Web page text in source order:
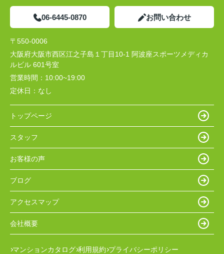
06-6445-0870 お問い合わせ
〒550-0006
大阪府大阪市西区江之子島１丁目10-1 阿波座スポーツメディカ
ルビル 601号室
営業時間： 10:00~19:00
定休日： なし
トップページ
スタッフ
お客様の声
ブログ
アクセスマップ
会社概要
マンションカタログ 利用規約 プライバシーポリシー